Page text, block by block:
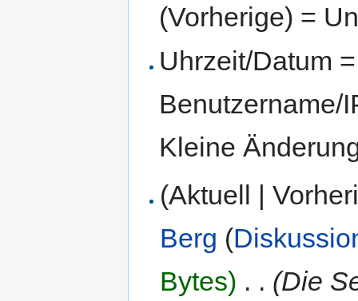
(Vorherige) =
Uhrzeit/Datum
Benutzername/
Kleine
(Aktuell |
Berg (
Bytes) . . (Die